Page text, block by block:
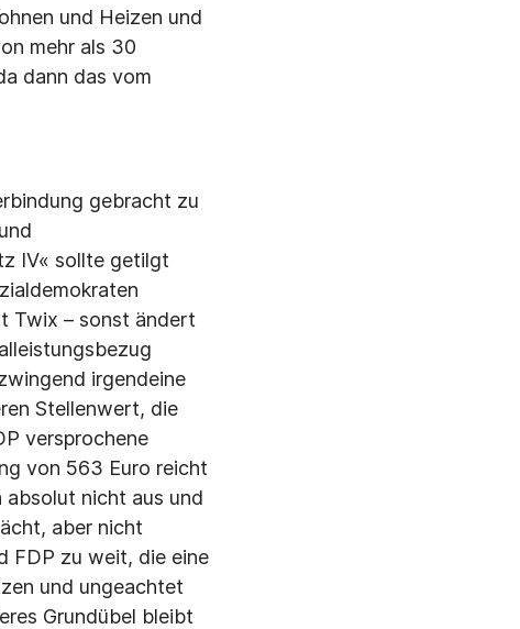
und Heizen und
mehr als 30
dann das vom
gebracht zu
IV« sollte getilgt
Twix – sonst ändert
irgendeine
Stellenwert, die
versprochene
von 563 Euro reicht
nicht aus und
aber nicht
FDP zu weit, die eine
und ungeachtet
Grundübel bleibt